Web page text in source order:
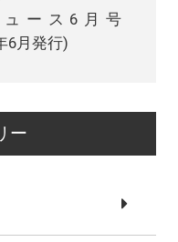
ュース6月号
6月発行)
ー